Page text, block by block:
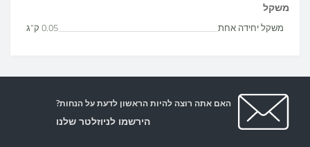
משקל
משקל יחידה אחת 0.05 ק"ג
האם אתה רוצה להיות הראשון לדעת על הנחות?
הירשמו לניוזלטר שלנו